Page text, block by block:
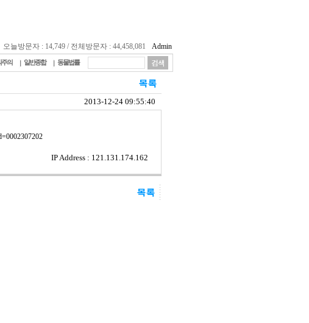
오늘방문자 : 14,749 / 전체방문자 : 44,458,081 Admin
의 일반종합 동물법률
2013-12-24 09:55:40
IP Address : 121.131.174.162